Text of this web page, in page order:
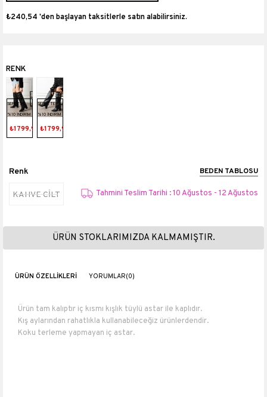
₺240,54 'den başlayan taksitlerle
SEPETTE
%10 İNDİRİM
₺1799,91
SEPETTE
%10 İNDİRİM
₺1799,91
Renk BEDEN TABLOSU
KAHVE CİLT Tahmini Teslim Tarihi : 10 Ağustos - 12 Ağustos
ÜRÜN STOKLARIMIZDA KALMAMIŞTIR.
ÜRÜN ÖZELLIKLERI YORUMLAR(0)
Ürün tam kalıptır iç kısmı kışlık tüylü astar ile kaplıdır.
Kış aylarından rahatlıkla kullanabileceğiz ürünlerdendir.
Koku terleme yapmayan iç astar.